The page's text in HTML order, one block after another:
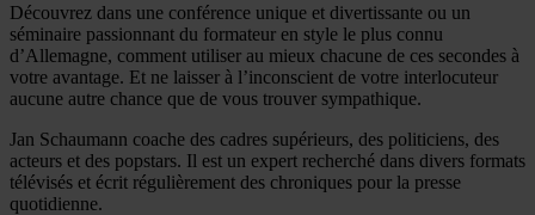
Découvrez dans une conférence unique et divertissante ou un
séminaire passionnant du formateur en style le plus connu
d’Allemagne, comment utiliser au mieux chacune de ces secondes à
votre avantage. Et ne laisser à l’inconscient de votre interlocuteur
aucune autre chance que de vous trouver sympathique.
Jan Schaumann coache des cadres supérieurs, des politiciens, des
acteurs et des popstars. Il est un expert recherché dans divers formats
télévisés et écrit régulièrement des chroniques pour la presse
quotidienne.